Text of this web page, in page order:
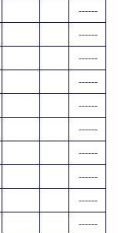
------
------
------
------
------
------
------
------
------
------